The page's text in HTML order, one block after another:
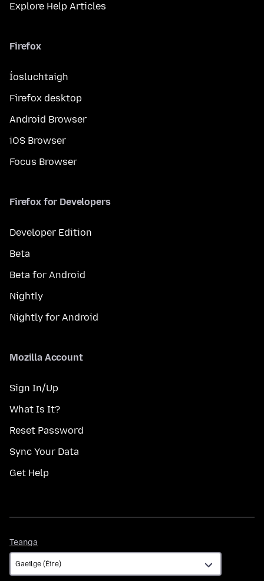
Explore Help Articles
Firefox
Íosluchtaigh
Firefox desktop
Android Browser
iOS Browser
Focus Browser
Firefox for Developers
Developer Edition
Beta
Beta for Android
Nightly
Nightly for Android
Mozilla Account
Sign In/Up
What Is It?
Reset Password
Sync Your Data
Get Help
Teanga